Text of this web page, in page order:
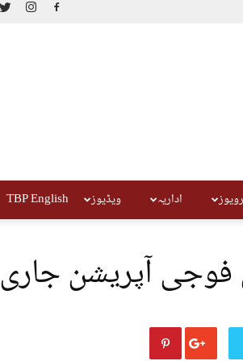
اداریہ ویڈیوز TBP English
آپریشن جاری